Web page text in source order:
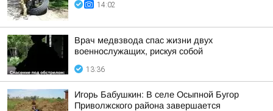
14:02
Врач медвзвода спас жизни двух
военнослужащих, рискуя собой
13:36
Игорь Бабушкин: В селе Осыпной Бугор
Приволжского района завершается